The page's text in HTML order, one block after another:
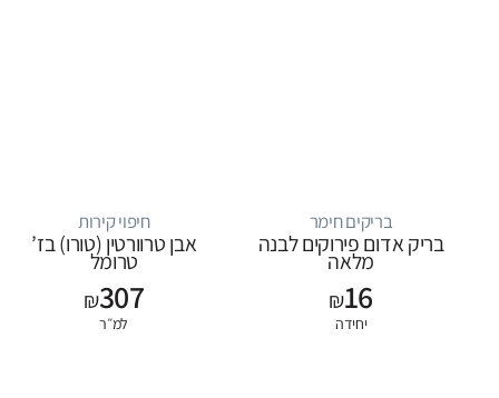
בריקים חימר
בריק אדום פירוקים לבנה
מלאה
₪16
יחידה
חיפוי קירות
אבן טרוורטין (טורו) בז’
טרומל
₪307
למ״ר